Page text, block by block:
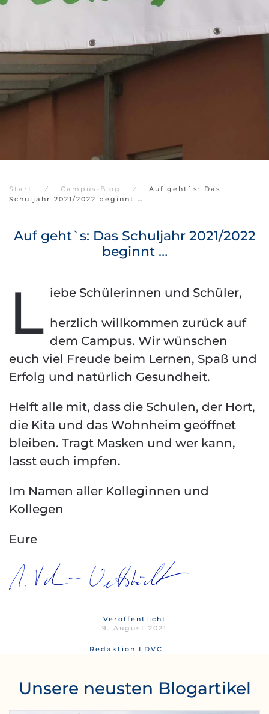
Start Campus-Blog
Auf geht`s: Das
Schuljahr 2021/2022 beginnt …
Auf geht`s: Das Schuljahr 2021/2022
beginnt …
L iebe Schülerinnen und Schüler,
herzlich willkommen zurück auf
dem Campus. Wir wünschen
euch viel Freude beim Lernen, Spaß und
Erfolg und natürlich Gesundheit.
Helft alle mit, dass die Schulen, der Hort,
die Kita und das Wohnheim geöffnet
bleiben. Tragt Masken und wer kann,
lasst euch impfen.
Im Namen aller Kolleginnen und
Kollegen
Eure
Veröffentlicht
9. August 2021
Redaktion LDVC
Unsere neusten Blogartikel